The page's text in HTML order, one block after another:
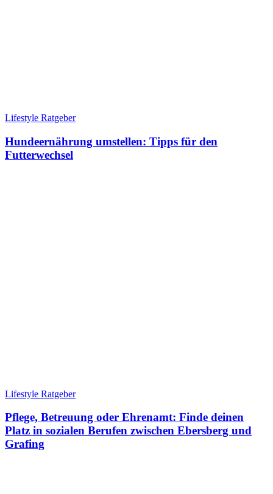
Lifestyle Ratgeber
Hundeernährung umstellen: Tipps für den
Futterwechsel
Lifestyle Ratgeber
Pflege, Betreuung oder Ehrenamt: Finde deinen
Platz in sozialen Berufen zwischen Ebersberg und
Grafing